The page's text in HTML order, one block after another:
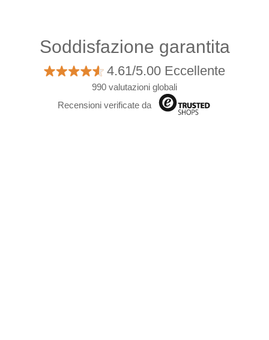
Soddisfazione garantita
4.61/5.00 Eccellente
990 valutazioni globali
Recensioni verificate da